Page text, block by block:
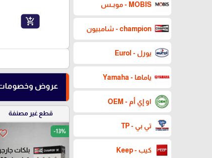
MOBIS - موبــس
champion - شامبيون
يورل - Eurol
ياماها - Yamaha
او إي أم - OEM
تي بي - TP
كيب - Keep
add_shopping_cart
عروض وخصومات
قطع غير مصنفة
-13%